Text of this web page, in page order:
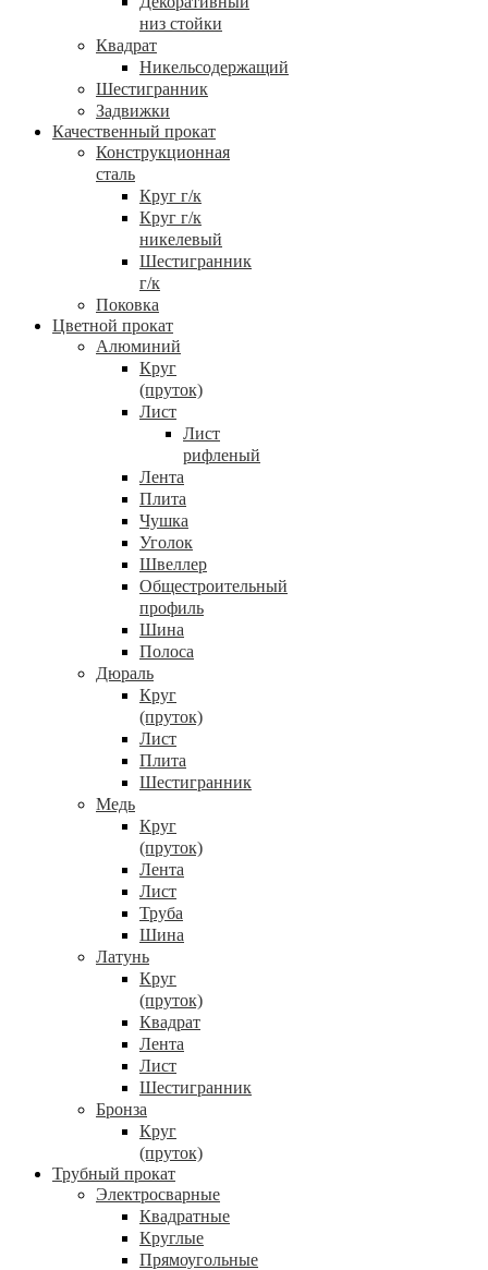
низ стойки
Квадрат
Никельсодержащий
Шестигранник
Задвижки
Качественный прокат
Конструкционная
сталь
Круг г/к
Круг г/к
никелевый
Шестигранник
г/к
Поковка
Цветной прокат
Алюминий
Круг
(пруток)
Лист
Лист
рифленый
Лента
Плита
Чушка
Уголок
Швеллер
Общестроительный
профиль
Шина
Полоса
Дюраль
Круг
(пруток)
Лист
Плита
Шестигранник
Медь
Круг
(пруток)
Лента
Лист
Труба
Шина
Латунь
Круг
(пруток)
Квадрат
Лента
Лист
Шестигранник
Бронза
Круг
(пруток)
Трубный прокат
Электросварные
Квадратные
Круглые
Прямоугольные